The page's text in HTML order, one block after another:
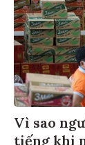
Vì sao